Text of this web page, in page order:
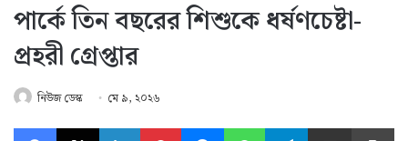
পার্কে তিন বছরের শিশুকে ধর্ষণচেষ্টা-
প্রহরী গ্রেপ্তার
নিউজ ডেস্ক মে ৯, ২০২৬
Facebook
X LinkedInPinterestMessengerWhatsAppTelegramShare via Email